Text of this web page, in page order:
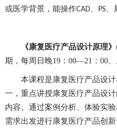
或医学背景，能操作CAD PS
《康复医疗产品设计原理》
期，每周日晚19：00—21：00
本课程是康复医疗产品设
一，重点讲授康复医疗产品设
内容。通过案例分析
体验实
需求出发进行康复医疗产品创新